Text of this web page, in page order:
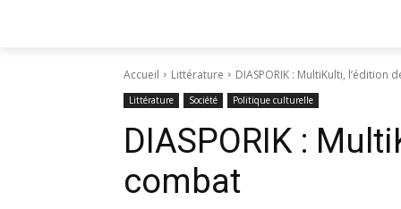
Accueil Littérature DIASPORIK : MultiKulti, l’édition
Littérature Société Politique culturelle
DIASPORIK :
combat